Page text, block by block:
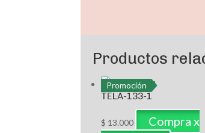
Productos
Promoción
TELA-133-1
$ 13.000
Compra x